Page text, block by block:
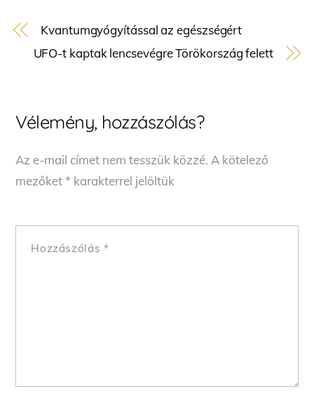
Kvantumgyógyítással az egészségért
UFO-t kaptak lencsevégre Törökország felett
Vélemény, hozzászólás?
Az e-mail címet nem tesszük közzé. A kötelező
mezőket* karakterrel jelöltük
Hozzászólás *